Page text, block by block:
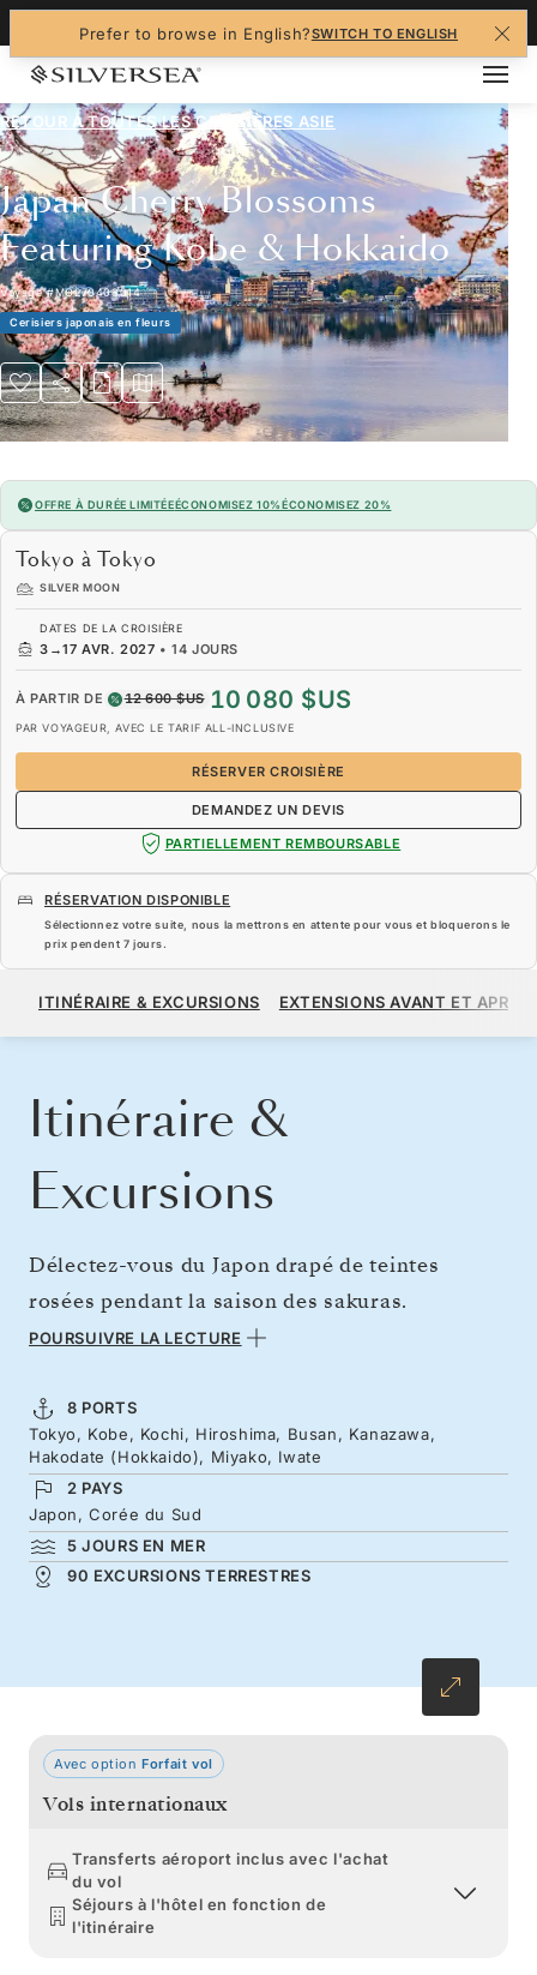
Prefer to browse in English?SWITCH TO ENGLISH
RETOUR À TOUTES LESCROISIÈRES ASIE
Japan Cherry Blossoms
Featuring Kobe & Hokkaido
Voyage#MO270403014
Cerisiers japonais en fleurs
OFFRE À DURÉE LIMITÉEÉCONOMISEZ 10%ÉCONOMISEZ 20%
Tokyo à Tokyo
SILVER MOON
DATES DE LA CROISIÈRE
3 →17 AVR. 2027 •14 JOURS
À PARTIR DE 12 600 $US 10 080 $US
PAR VOYAGEUR, AVEC LE TARIF ALL-INCLUSIVE
RÉSERVER CROISIÈRE
DEMANDEZ UN DEVIS
PARTIELLEMENT REMBOURSABLE
RÉSERVATION DISPONIBLE
Sélectionnez votre suite, nous la mettrons en attente pour vous et bloquerons le
prix pendent 7 jours.
À PARTIR DE 10 080 $US
ITINÉRAIRE & EXCURSIONS EXTENSIONS AVANT ET APRÈS
Itinéraire &
Excursions
Délectez-vous du Japon drapé de teintes
rosées pendant la saison des sakuras.
Imprégnez-vous de ce spectacle rose pâle tout
la tradition, caractérisé par ses jardins
élégants. Découvrez le Japon dans toute son
authenticité à bord du Silver Moon, entre la
dégustation de sushis et de takoyakis à Tokyo,
une nuitée à Kobe et l’exploration de l’esprit
artistique d’Hiroshima. Après le nord fleuri de
printemps se dévoilera sous vos yeux, sur toute
la longueur du pays.
POURSUIVRE LA LECTURE
8 PORTS
Tokyo, Kobe, Kochi, Hiroshima, Busan, Kanazawa,
Hakodate (Hokkaido), Miyako, Iwate
2 PAYS
Japon, Corée du Sud
5 JOURS EN MER
90 EXCURSIONS TERRESTRES
Avec option Forfait vol
Vols internationaux
Transferts aéroport inclus avec l'achat
du vol
Séjours à l'hôtel en fonction de
l'itinéraire